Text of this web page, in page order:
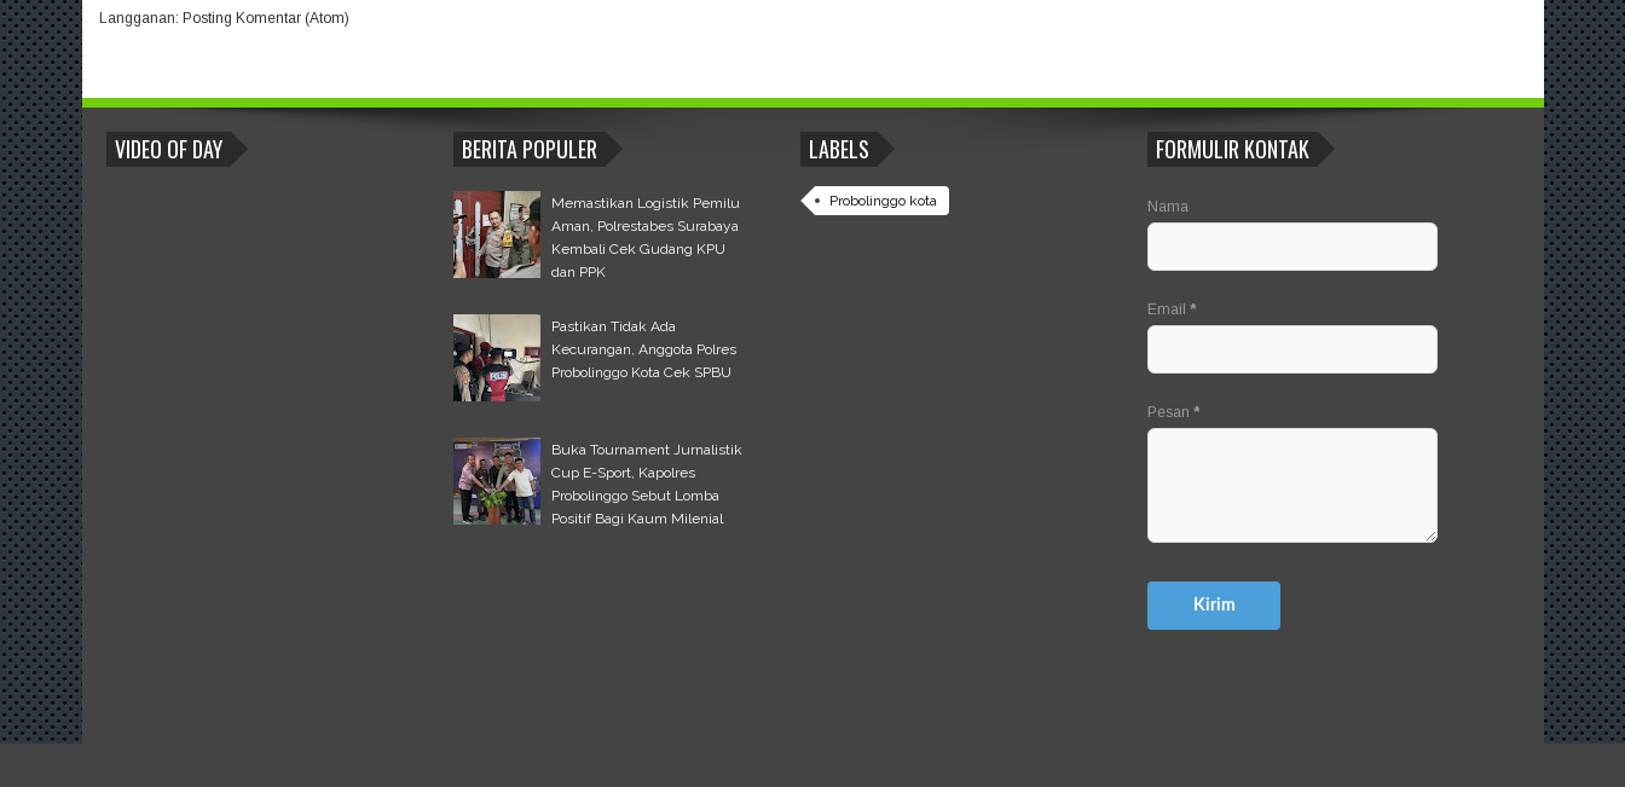
Langganan: Posting Komentar (Atom)
BLOGROLL
VIDEO OF DAY BERITA POPULER
Memastikan Logistik Pemilu
Aman, Polrestabes Surabaya
Kembali Cek Gudang KPU
dan PPK
Pastikan Tidak Ada
Kecurangan, Anggota Polres
Probolinggo Kota Cek SPBU
Buka Tournament Jurnalistik
Cup E-Sport, Kapolres
Probolinggo Sebut Lomba
Positif Bagi Kaum Milenial
LABELS
Probolinggo kota
FORMULIR KONTAK
Nama
Email*
Pesan*